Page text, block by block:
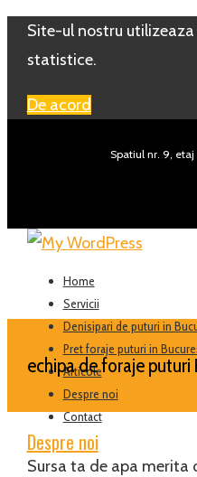
Site-ul nostru utilizeaza
statistice.
De acord
Spatiul nr. 9, etaj
Home
Servicii
Denisipari de puturi in
Pret foraje puturi in
Articole
Despre noi
Contact
echipa de foraje
Despre noi
Sursa ta de apa merita